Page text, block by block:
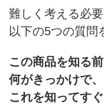
難しく考える必要
以下の5つの質問
この商品を知る
何がきっかけで
これを知ってす